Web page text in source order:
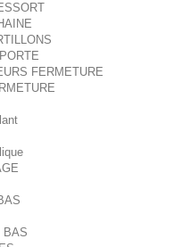
FERMETURE
BAS